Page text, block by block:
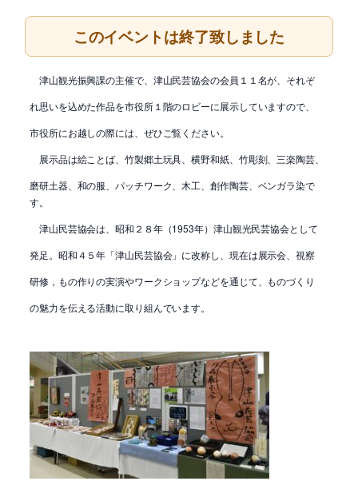
このイベントは終了致しました
津山観光振興課の主催で、津山民芸協会の会員１１名が、それぞ
れ思いを込めた作品を市役所１階のロビーに展示していますので、
市役所にお越しの際には、ぜひご覧ください。
展示品は絵ことば、竹製郷土玩具、横野和紙、竹彫刻、三楽陶芸、
磨研土器、和の服、パッチワーク、木工、創作陶芸、ベンガラ染で
す。
津山民芸協会は、昭和２８年（1953年）津山観光民芸協会として
発足。昭和４５年「津山民芸協会」に改称し、現在は展示会、視察
研修，もの作りの実演やワークショップなどを通じて、ものづくり
の魅力を伝える活動に取り組んでいます。